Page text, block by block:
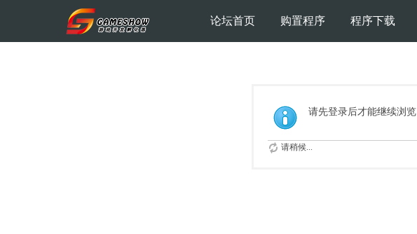
论坛首页 购置程序 程序下载
请先登录后才能继续浏览
请稍候...